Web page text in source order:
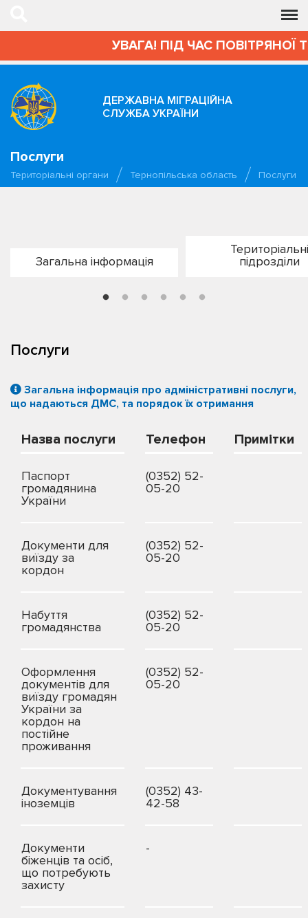
УВАГА! ПІД ЧАС
ДЕРЖАВНА МІГРАЦІЙНА
СЛУЖБА УКРАЇНИ
Послуги
Територіальні органи Тернопільська область Послуги
Загальна інформація
Територіальні
підрозділи
Послуги
Загальна інформація про адміністративні послуги,
що надаються ДМС, та порядок їх отримання
Назва послуги Телефон Примітки
Паспорт
громадянина
України
(0352) 52-
05-20
Документи для
виїзду за
кордон
(0352) 52-
05-20
Набуття
громадянства
(0352) 52-
05-20
Оформлення
документів для
виїзду громадян
України за
кордон на
постійне
проживання
(0352) 52-
05-20
Документування
іноземців
(0352) 43-
42-58
Документи
біженців та осіб,
що потребують
захисту
-